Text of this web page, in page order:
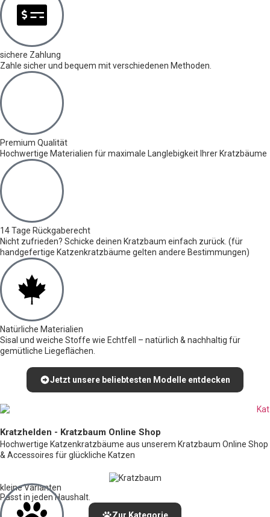
sichere Zahlung
Zahle sicher und bequem mit verschiedenen Methoden.
Premium Qualität
Hochwertige Materialien für maximale Langlebigkeit Ihrer Kratzbäume
14 Tage Rückgaberecht
Nicht zufrieden? Schicke deinen Kratzbaum einfach zurück. (für
handgefertige Katzenkratzbäume gelten andere Bestimmungen)
Natürliche Materialien
Sisal und weiche Stoffe wie Echtfell – natürlich & nachhaltig für
gemütliche Liegeflächen.
Jetzt unsere beliebtesten Modelle entdecken
Kratzhelden - Kratzbaum Online Shop
Hochwertige Katzenkratzbäume aus unserem Kratzbaum Online Shop
& Accessoires für glückliche Katzen
kleine Varianten
Passt in jeden Haushalt.
Zur Kategorie